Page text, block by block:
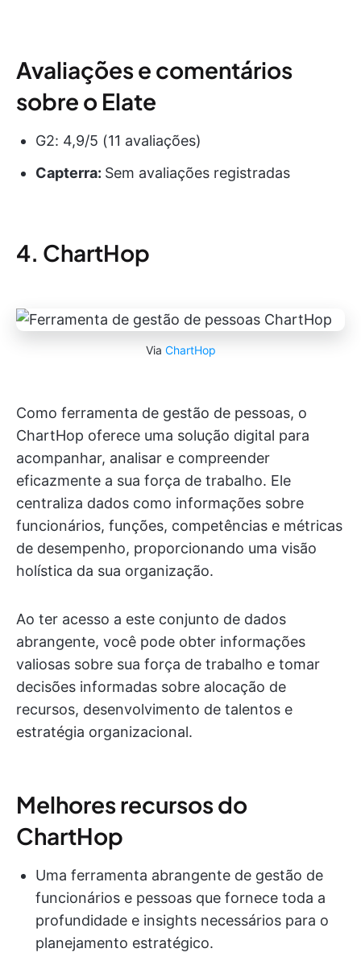
Avaliações e comentários
sobre o Elate
G2: 4,9/5 (11 avaliações)
Capterra: Sem avaliações registradas
4. ChartHop
Via ChartHop
Como ferramenta de gestão de pessoas, o
ChartHop oferece uma solução digital para
acompanhar, analisar e compreender
eficazmente a sua força de trabalho. Ele
centraliza dados como informações sobre
funcionários, funções, competências e métricas
de desempenho, proporcionando uma visão
holística da sua organização.
Ao ter acesso a este conjunto de dados
abrangente, você pode obter informações
valiosas sobre sua força de trabalho e tomar
decisões informadas sobre alocação de
recursos, desenvolvimento de talentos e
estratégia organizacional.
Melhores recursos do
ChartHop
Uma ferramenta abrangente de gestão de
funcionários e pessoas que fornece toda a
profundidade e insights necessários para o
planejamento estratégico.